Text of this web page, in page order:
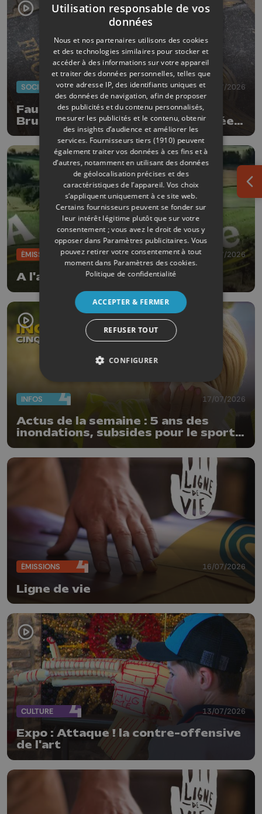
SOCIÉTÉ 20/07/2026
Faut-il enlever la dalle de Patrick
Bruel qui a été à nouveau dégradée ?
"Nos ouvriers sont en vacances"
ÉMISSIONS 18/07/2026
A l'air libre
INFOS 17/07/2026
Actus de la semaine : 5 ans des
inondations, subsides pour le sport
et feu d'artifice
ÉMISSIONS 16/07/2026
Ligne de vie
CULTURE 13/07/2026
Expo : Attaque ! la contre-offensive
de l'art
Utilisation responsable de vos
données
Nous et nos partenaires utilisons des cookies
et des technologies similaires pour stocker et
accéder à des informations sur votre appareil
et traiter des données personnelles, telles que
votre adresse IP, des identifiants uniques et
des données de navigation, afin de proposer
des publicités et du contenu personnalisés,
mesurer les publicités et le contenu, obtenir
des insights d’audience et améliorer les
services. Fournisseurs tiers (1910) peuvent
également traiter vos données à ces fins et à
d’autres, notamment en utilisant des données
de géolocalisation précises et des
caractéristiques de l’appareil. Vos choix
s’appliquent uniquement à ce site web.
Certains fournisseurs peuvent se fonder sur
leur intérêt légitime plutôt que sur votre
consentement ; vous avez le droit de vous y
opposer dans Paramètres publicitaires. Vous
pouvez retirer votre consentement à tout
moment dans Paramètres des cookies.
Politique de confidentialité
ACCEPTER & FERMER
REFUSER TOUT
CONFIGURER